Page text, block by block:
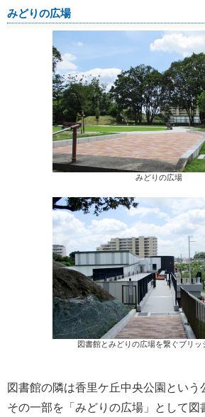
みどりの広場
みどりの広場
図書館とみどりの広場を繋ぐブリッ
図書館の隣は香里ケ丘中央公園という
その一部を「みどりの広場」として図